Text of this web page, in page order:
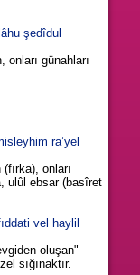
şedîdul
günahları
ra’yel
onları
ulûl ebsar (basîret
vel haylil
oluşan"
sığınaktır.